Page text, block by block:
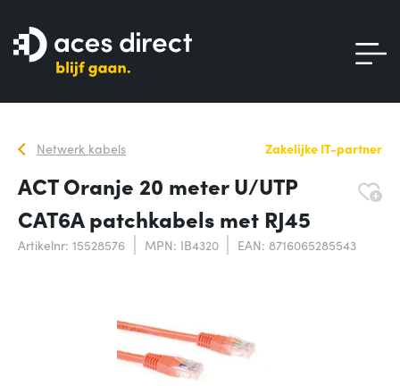
Netwerk kabels Zakelijke IT-partner
ACT Oranje 20 meter U/UTP
CAT6A patchkabels met RJ45
Artikelnr: 15528576 MPN: IB4320 EAN: 8716065285543